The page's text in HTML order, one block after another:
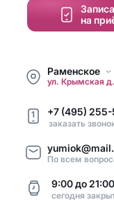
на
Раменское
ул. Крымская
1 +7 (495)
заказать
По всем
9:00до21:00
сегодня